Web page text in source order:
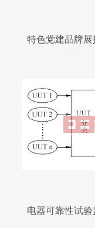
特色党建品牌展
电器可靠性试